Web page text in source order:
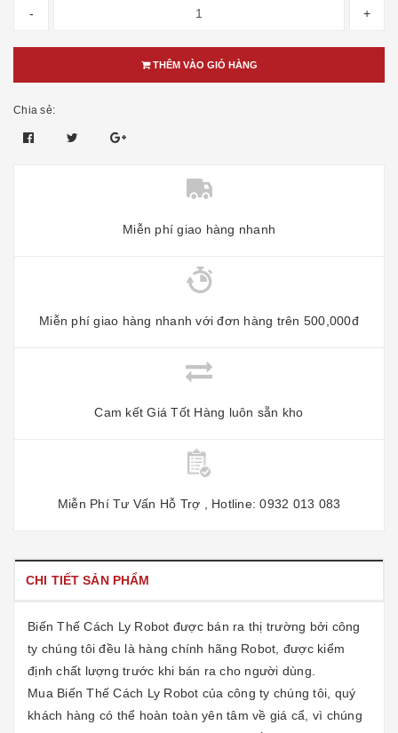
- +
THÊM VÀO GIỎ HÀNG
Chia sẻ:
Miễn phí giao hàng nhanh
Miễn phí giao hàng nhanh với đơn hàng trên 500,000đ
Cam kết Giá Tốt Hàng luôn sẵn kho
Miễn Phí Tư Vấn Hỗ Trợ , Hotline: 0932 013 083
CHI TIẾT SẢN PHẨM
Biến Thế Cách Ly Robot được bán ra thị trường bởi công
ty chúng tôi đều là hàng chính hãng Robot, được kiểm
định chất lượng trước khi bán ra cho người dùng.
Mua Biến Thế Cách Ly Robot của công ty chúng tôi, quý
khách hàng có thể hoàn toàn yên tâm về giá cẩ, vì chúng